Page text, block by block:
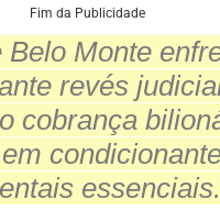
e
dI
n
ai
l
ar
e
Fim da Publicidade
Belo Monte
revés
cobrança
essenciais.